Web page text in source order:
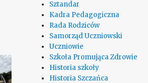
Sztandar
Kadra Pedagogiczna
Rada Rodziców
Samorząd Uczniowski
Uczniowie
Szkoła Promująca Zdrowie
Historia szkoły
Historia Szczańca